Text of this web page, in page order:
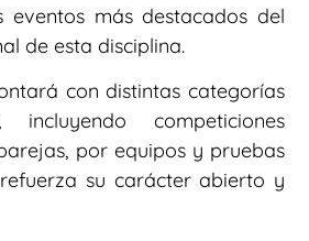
más destacados del
de esta disciplina.
con distintas categorías
incluyendo competiciones
por equipos y pruebas
su carácter abierto y